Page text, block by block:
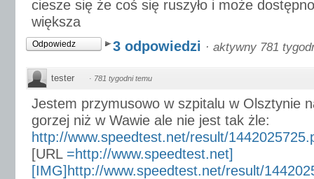
ciesze się że coś się ruszyło i może
większa
Odpowiedz 3 odpowiedzi · aktywny 781
tester · 781 tygodni temu
Jestem przymusowo w szpitalu w Olsztynie
gorzej niż w Wawie ale nie jest tak żle:
http://www.speedtest.net/result/
[URL =http://www.speedtest.net]
[IMG]http://www.speedtest.net/result/